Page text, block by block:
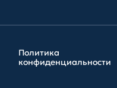
Политика
конфиденциальности